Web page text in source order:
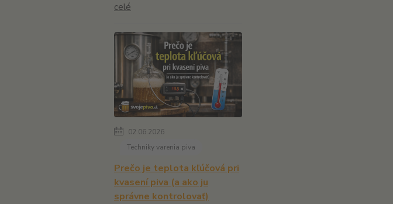
celé
02.06.2026
Techniky varenia piva
Prečo je teplota kľúčová pri
kvasení piva (a ako ju
správne kontrolovať)